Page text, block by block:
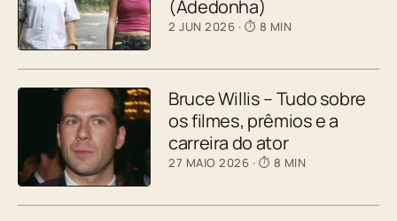
(Adedonha)
2 JUN 2026 · ⏱ 8 MIN
Bruce Willis – Tudo sobre
os filmes, prêmios e a
carreira do ator
27 MAIO 2026 · ⏱ 8 MIN